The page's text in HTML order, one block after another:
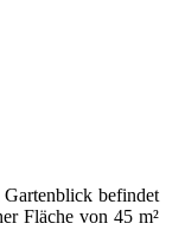
befindet
Fläche von 45 m²